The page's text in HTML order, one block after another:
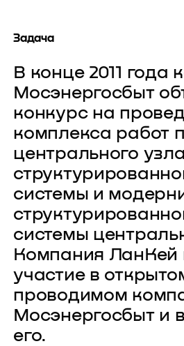
Задача
В конце 2011 года
Мосэнергосбыт
конкурс на
комплекса работ
центрального узла
системы и
системы
Компания ЛанКей
участие в
проводимом
Мосэнергосбыт и
его.